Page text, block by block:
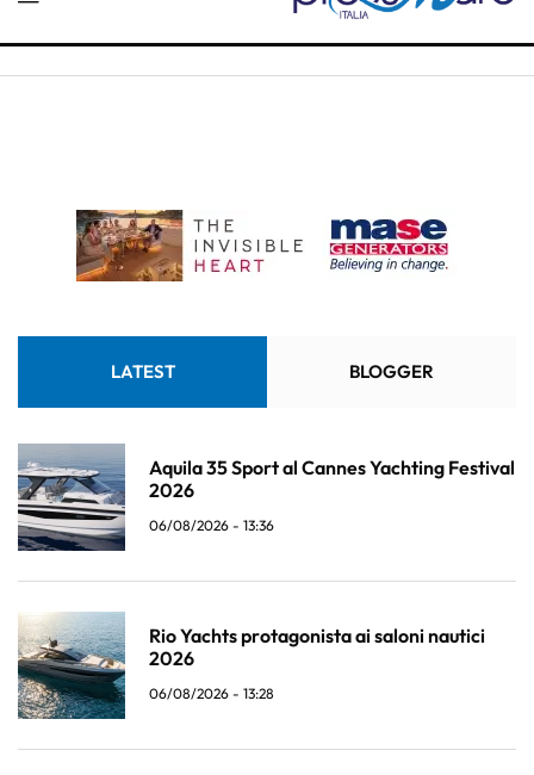
LATEST BLOGGER
Aquila 35 Sport al Cannes Yachting Festival
2026
06/08/2026 - 13:36
Rio Yachts protagonista ai saloni nautici
2026
06/08/2026 - 13:28